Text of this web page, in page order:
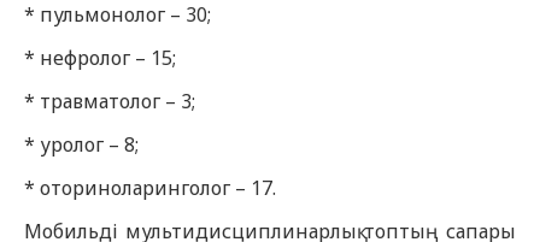
* пульмонолог – 30;
* нефролог – 15;
* травматолог – 3;
* уролог – 8;
* оториноларинголог – 17.
Мобильді мультидисциплинарлық топтың сапары